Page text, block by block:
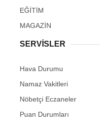
EĞİTİM
MAGAZİN
SERVİSLER
Hava Durumu
Namaz Vakitleri
Nöbetçi Eczaneler
Puan Durumları